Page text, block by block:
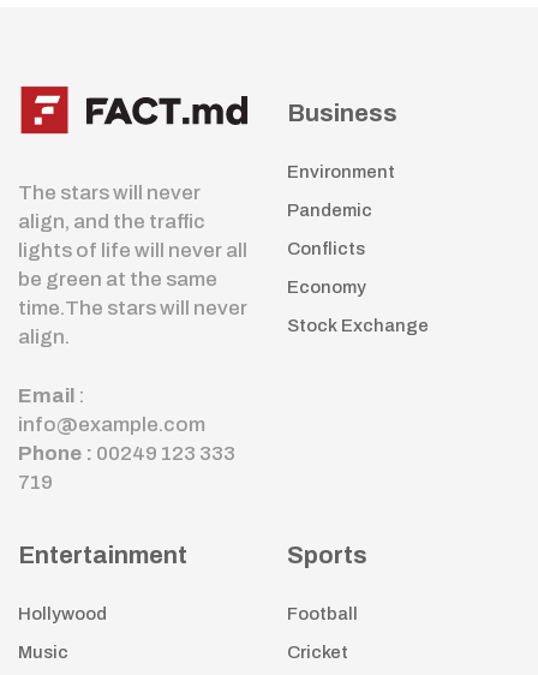
The stars will never
align, and the traffic
lights of life will never all
be green at the same
time.The stars will never
align.
Email :
info@example.com
Phone : 00249 123 333
719
Business
Environment
Pandemic
Conflicts
Economy
Stock Exchange
Entertainment
Hollywood
Music
Sports
Football
Cricket